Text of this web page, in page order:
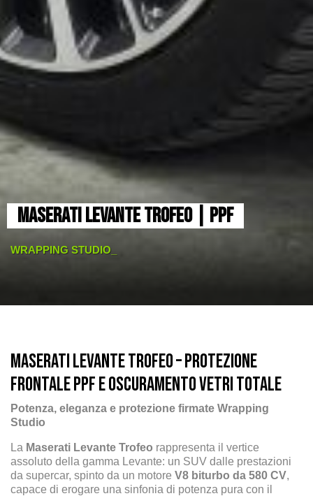
MASERATI LEVANTE TROFEO | PPF
WRAPPING STUDIO_
Maserati Levante Trofeo – Protezione
Frontale PPF e Oscuramento Vetri Totale
Potenza, eleganza e protezione firmate Wrapping
Studio
La Maserati Levante Trofeo rappresenta il vertice
assoluto della gamma Levante: un SUV dalle prestazioni
da supercar, spinto da un motore V8 biturbo da 580 CV,
capace di erogare una sinfonia di potenza pura con il